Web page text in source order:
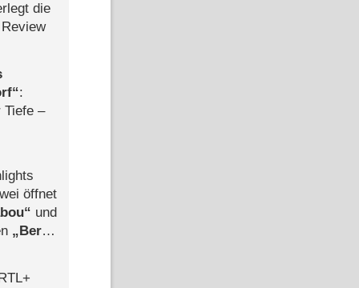
die
:
Tiefe –
öffnet
und
Berlin